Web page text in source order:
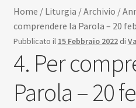
Sussidi
Riviste
Scuola
Contatti
Home / Liturgia /Archivio /
comprendere la Parola – 20
Pubblicato il 15 Febbraio 2022 di
4. Per
Parola – 20